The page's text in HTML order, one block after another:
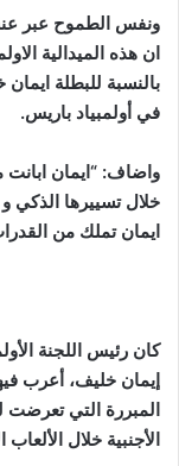
ونفس الطموح عبر
ان هذه الميدالية
بالنسبة للبطلة
في أولمبياد باريس.
واضاف: “ايمان ابانت
خلال تسييرها الذكي
ايمان تملك من القدرات
كان رئيس اللجنة
إيمان خليف، أعرب
المبررة التي
الأجنبية خلال الألعاب